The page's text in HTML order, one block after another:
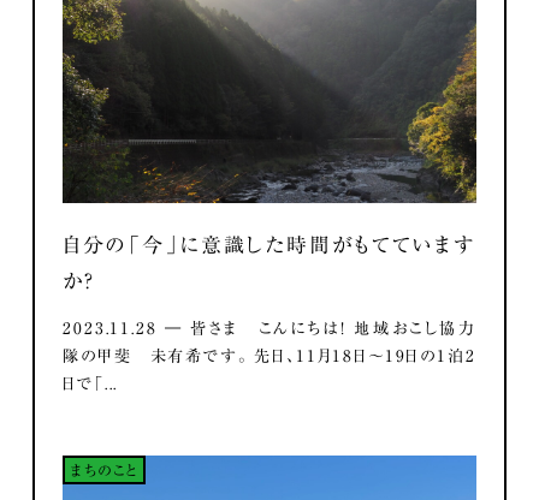
自分の「今」に意識した時間がもてています
か？
2023.11.28 ― 皆さま こんにちは！ 地域おこし協力
隊の甲斐 未有希です。 先日、11月18日～19日の1泊2
日で「...
まちのこと